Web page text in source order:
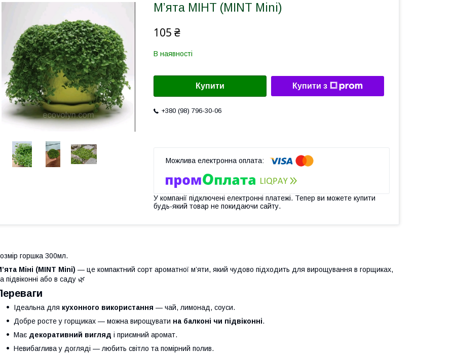
М’ята МІНТ (MINT Mini)
105 ₴
В наявності
Купити Купити з
+380 (98) 796-30-06
У компанії підключені електронні платежі. Тепер ви можете купити
будь-який товар не покидаючи сайту.
горшка 300мл.
Міні (MINT Mini) — це компактний сорт ароматної м’яти, який чудово підходить для вирощування в горщиках,
підвіконні або в саду 🌿
Ідеальна для кухонного використання — чай, лимонад, соуси.
Добре росте у горщиках — можна вирощувати на балконі чи підвіконні.
Має декоративний вигляд і приємний аромат.
Невибаглива у догляді — любить світло та помірний полив.